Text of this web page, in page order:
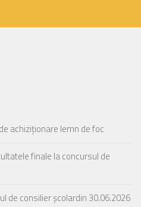
achiziționare lemn de foc
finale la concursul de
de consilier școlardin 30.06.2026